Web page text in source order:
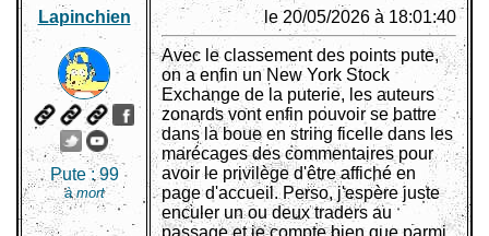
Lapinchien
Pute :99
à mort
le 20/05/2026 à 18:01:40
Avec le classement des points pute,
on a enfin un New York Stock
Exchange de la puterie, les auteurs
zonards vont enfin pouvoir se battre
dans la boue en string ficelle dans les
marécages des commentaires pour
avoir le privilège d'être affiché en
page d'accueil. Perso, j'espère juste
enculer un ou deux traders au